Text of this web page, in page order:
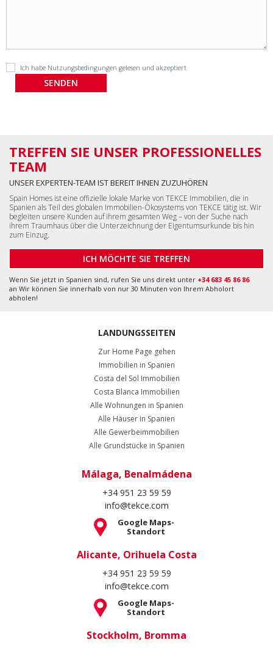
Ich habe Nutzungsbedingungen gelesen und akzeptiert
TREFFEN SIE UNSER PROFESSIONELLES
TEAM
UNSER EXPERTEN-TEAM IST BEREIT IHNEN ZUZUHÖREN
Spain Homes ist eine offizielle lokale Marke von TEKCE Immobilien, die in
Spanien als Teil des globalen Immobilien-Ökosystems von TEKCE tätig ist. Wir
begleiten unsere Kunden auf ihrem gesamten Weg – von der Suche nach
ihrem Traumhaus über die Unterzeichnung der Eigentumsurkunde bis hin
zum Einzug.
ICH MÖCHTE SIE TREFFEN
Wenn Sie jetzt in Spanien sind, rufen Sie uns direkt unter +34 683 45 86 86
an Wir können Sie innerhalb von nur 30 Minuten von Ihrem Abholort
abholen!
LANDUNGSSEITEN
Zur Home Page gehen
Immobilien in Spanien
Costa del Sol Immobilien
Costa Blanca Immobilien
Alle Wohnungen in Spanien
Alle Häuser in Spanien
Alle Gewerbeimmobilien
Alle Grundstücke in Spanien
Málaga, Benalmádena
+34 951 23 59 59
info@tekce.com
Google Maps-
Standort
Alicante, Orihuela Costa
+34 951 23 59 59
info@tekce.com
Google Maps-
Standort
Stockholm, Bromma